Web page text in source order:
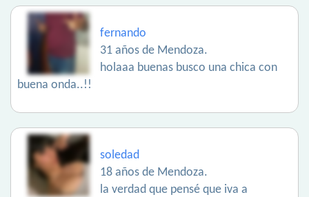
fernando
31 años de Mendoza.
holaaa buenas busco una chica con
buena onda..!!
soledad
18 años de Mendoza.
la verdad que pensé que iva a